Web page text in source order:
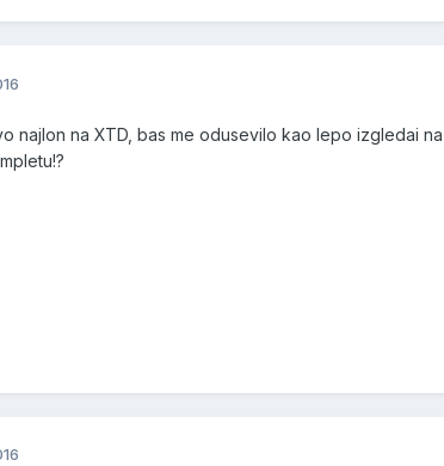
najlon na XTD, bas me odusevilo kao lepo izgledai na